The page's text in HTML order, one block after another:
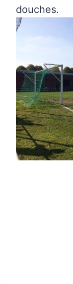
douches.